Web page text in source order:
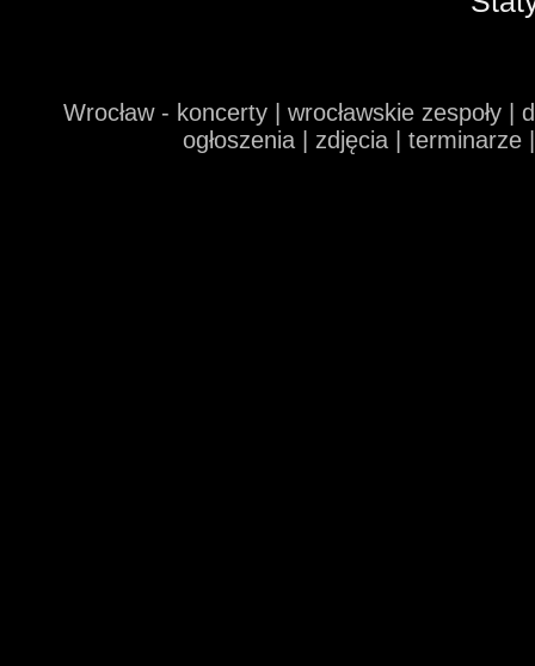
Wrocław - koncerty | wrocławskie zespoły
ogłoszenia | zdjęcia |